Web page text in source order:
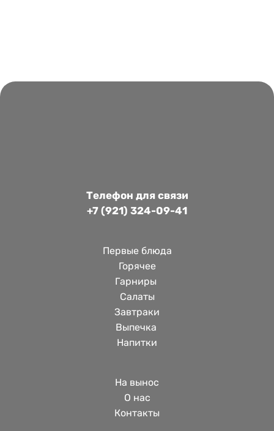
Телефон для связи
+7 (921) 324-09-41
Первые блюда
Горячее
Гарниры
Салаты
Завтраки
Выпечка
Напитки
На вынос
О нас
Контакты